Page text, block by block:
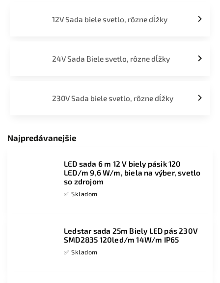
12V Sada biele svetlo, rôzne dĺžky
24V Sada Biele svetlo, rôzne dĺžky
230V Sada biele svetlo, rôzne dĺžky
Najpredávanejšie
LED sada 6 m 12 V biely pásik 120
LED/m 9,6 W/m, biela na výber, svetlo
so zdrojom
✅ Skladom
Ledstar sada 25m Biely LED pás 230V
SMD2835 120led/m 14W/m IP65
✅ Skladom